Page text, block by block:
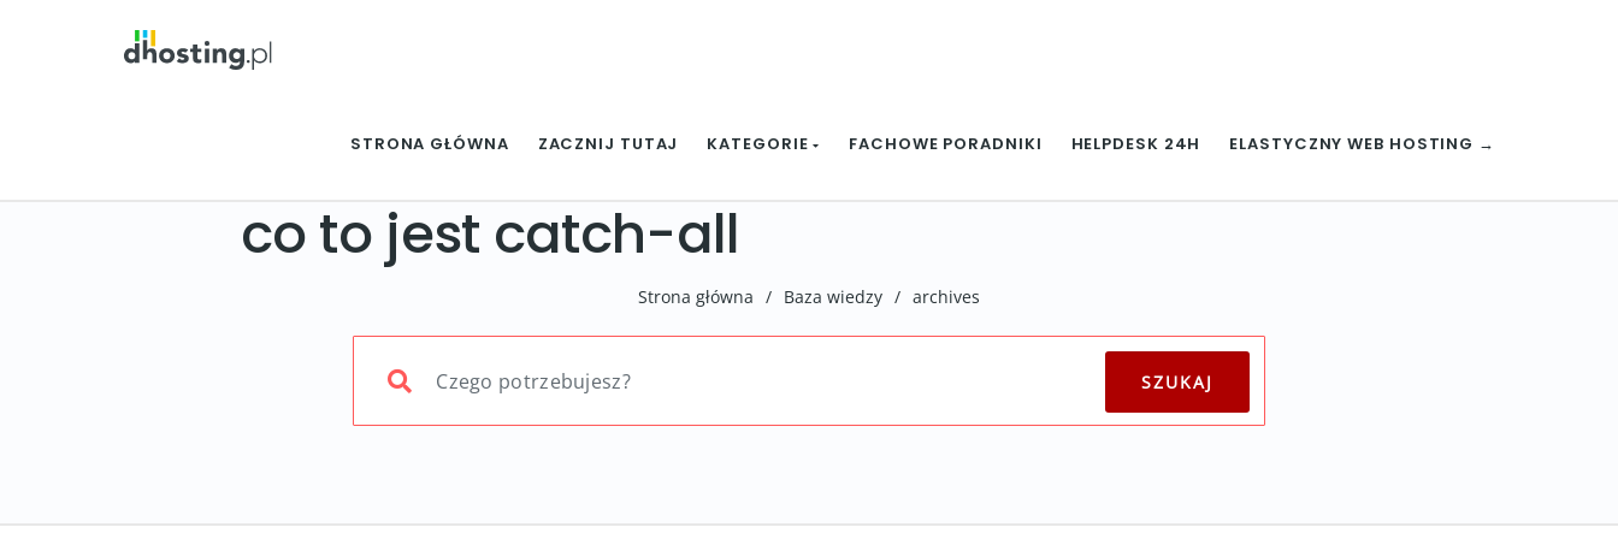
STRONA GŁÓWNA ZACZNIJ TUTAJ KATEGORIE FACHOWE PORADNIKI HELPDESK 24H ELASTYCZNY WEB HOSTING →
co to jest catch-all
Strona główna / Baza wiedzy / archives